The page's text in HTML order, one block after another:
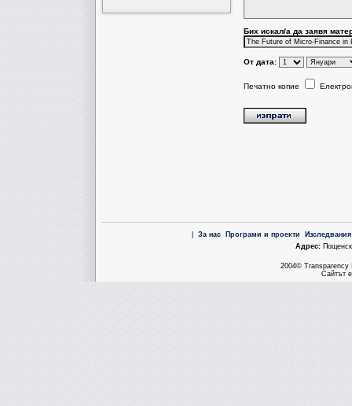
Бих искал/a да заявя
От дата:
Печатно копие
За нас Програми и проекти
Aдрес:
2004© Transparency
Сайтът